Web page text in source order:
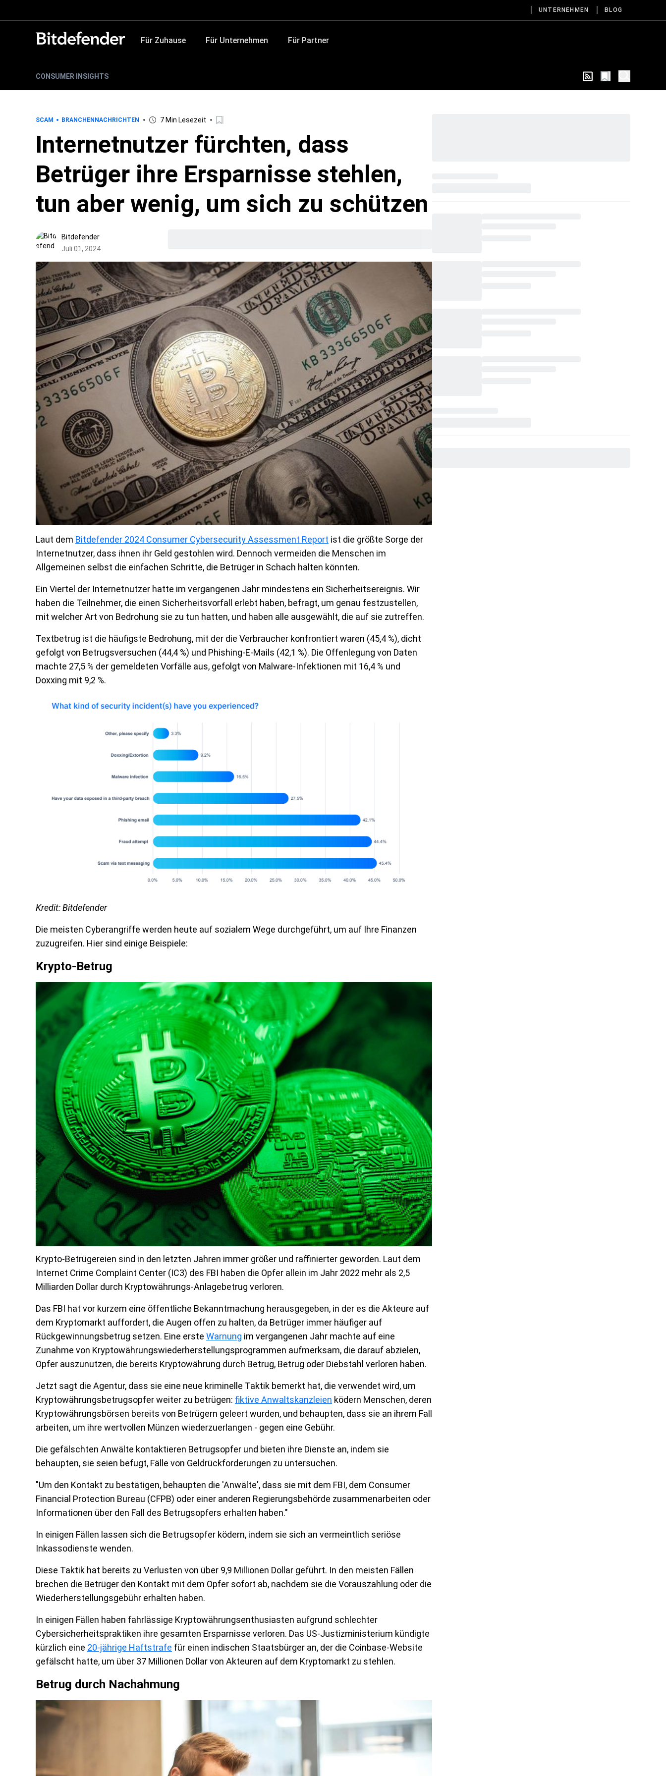
UNTERNEHMEN BLOG
Für Zuhause Für Unternehmen Für Partner
CONSUMER INSIGHTS
SCAM BRANCHENNACHRICHTEN 7 Min Lesezeit
Internetnutzer fürchten, dass
Betrüger ihre Ersparnisse stehlen,
tun aber wenig, um sich zu schützen
Bitdefender
Juli 01, 2024
Laut dem Bitdefender 2024 Consumer Cybersecurity Assessment Report ist die größte Sorge der
Internetnutzer, dass ihnen ihr Geld gestohlen wird. Dennoch vermeiden die Menschen im
Allgemeinen selbst die einfachen Schritte, die Betrüger in Schach halten könnten.
Ein Viertel der Internetnutzer hatte im vergangenen Jahr mindestens ein Sicherheitsereignis. Wir
haben die Teilnehmer, die einen Sicherheitsvorfall erlebt haben, befragt, um genau festzustellen,
mit welcher Art von Bedrohung sie zu tun hatten, und haben alle ausgewählt, die auf sie zutreffen.
Textbetrug ist die häufigste Bedrohung, mit der die Verbraucher konfrontiert waren (45,4 %), dicht
gefolgt von Betrugsversuchen (44,4 %) und Phishing-E-Mails (42,1 %). Die Offenlegung von Daten
machte 27,5 % der gemeldeten Vorfälle aus, gefolgt von Malware-Infektionen mit 16,4 % und
Doxxing mit 9,2 %.
Kredit: Bitdefender
Die meisten Cyberangriffe werden heute auf sozialem Wege durchgeführt, um auf Ihre Finanzen
zuzugreifen. Hier sind einige Beispiele:
Krypto-Betrug
Krypto-Betrügereien sind in den letzten Jahren immer größer und raffinierter geworden. Laut dem
Internet Crime Complaint Center (IC3) des FBI haben die Opfer allein im Jahr 2022 mehr als 2,5
Milliarden Dollar durch Kryptowährungs-Anlagebetrug verloren.
Das FBI hat vor kurzem eine öffentliche Bekanntmachung herausgegeben, in der es die Akteure auf
dem Kryptomarkt auffordert, die Augen offen zu halten, da Betrüger immer häufiger auf
Rückgewinnungsbetrug setzen. Eine erste Warnung im vergangenen Jahr machte auf eine
Zunahme von Kryptowährungswiederherstellungsprogrammen aufmerksam, die darauf abzielen,
Opfer auszunutzen, die bereits Kryptowährung durch Betrug, Betrug oder Diebstahl verloren haben.
Jetzt sagt die Agentur, dass sie eine neue kriminelle Taktik bemerkt hat, die verwendet wird, um
Kryptowährungsbetrugsopfer weiter zu betrügen: fiktive Anwaltskanzleien ködern Menschen, deren
Kryptowährungsbörsen bereits von Betrügern geleert wurden, und behaupten, dass sie an ihrem Fall
arbeiten, um ihre wertvollen Münzen wiederzuerlangen - gegen eine Gebühr.
Die gefälschten Anwälte kontaktieren Betrugsopfer und bieten ihre Dienste an, indem sie
behaupten, sie seien befugt, Fälle von Geldrückforderungen zu untersuchen.
"Um den Kontakt zu bestätigen, behaupten die 'Anwälte', dass sie mit dem FBI, dem Consumer
Financial Protection Bureau (CFPB) oder einer anderen Regierungsbehörde zusammenarbeiten oder
Informationen über den Fall des Betrugsopfers erhalten haben."
In einigen Fällen lassen sich die Betrugsopfer ködern, indem sie sich an vermeintlich seriöse
Inkassodienste wenden.
Diese Taktik hat bereits zu Verlusten von über 9,9 Millionen Dollar geführt. In den meisten Fällen
brechen die Betrüger den Kontakt mit dem Opfer sofort ab, nachdem sie die Vorauszahlung oder die
Wiederherstellungsgebühr erhalten haben.
In einigen Fällen haben fahrlässige Kryptowährungsenthusiasten aufgrund schlechter
Cybersicherheitspraktiken ihre gesamten Ersparnisse verloren. Das US-Justizministerium kündigte
kürzlich eine 20-jährige Haftstrafe für einen indischen Staatsbürger an, der die Coinbase-Website
gefälscht hatte, um über 37 Millionen Dollar von Akteuren auf dem Kryptomarkt zu stehlen.
Betrug durch Nachahmung